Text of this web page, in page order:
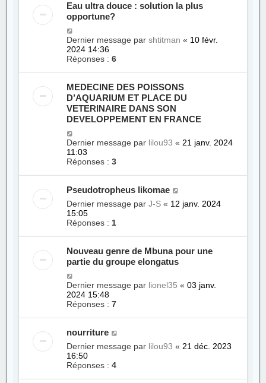
Eau ultra douce : solution la plus
opportune?
Dernier message parshtitman « 10 févr.
2024 14:36
Réponses :6
MEDECINE DES POISSONS
D’AQUARIUM ET PLACE DU
VETERINAIRE DANS SON
DEVELOPPEMENT EN FRANCE
Dernier message par lilou93 « 21 janv. 2024
11:03
Réponses :3
Pseudotropheus likomae
Dernier message parJ-S « 12 janv. 2024
15:05
Réponses : 1
Nouveau genre de Mbuna pour une
partie du groupe elongatus
Dernier message par lionel35 «03 janv.
2024 15:48
Réponses :7
nourriture
Dernier message par lilou93 « 21 déc. 2023
16:50
Réponses :4